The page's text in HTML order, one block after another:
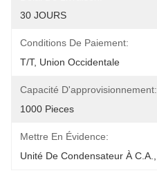
30 JOURS
Conditions De Paiement:
T/T, Union Occidentale
Capacité D'approvisionnement:
1000 Pieces
Mettre En Évidence:
Unité De Condensateur À C.A.